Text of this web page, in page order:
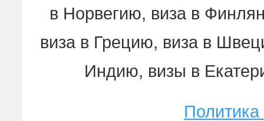
в Норвегию, виза в
виза в Грецию, виза в
Индию, визы в